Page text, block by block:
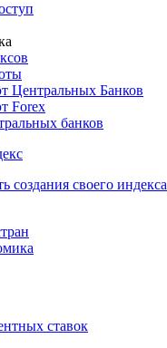
Центральных Банков
Forex
банков
создания своего индекса
ставок